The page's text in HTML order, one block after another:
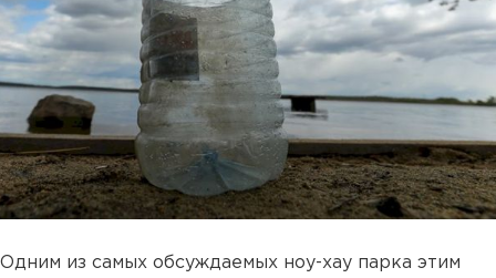
Одним из самых обсуждаемых ноу-хау парка этим